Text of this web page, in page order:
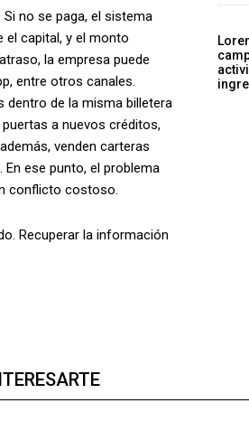
no se paga, el sistema
capital, y el monto
la empresa puede
entre otros canales.
dentro de la misma billetera
a nuevos créditos,
venden carteras
ese punto, el problema
conflicto costoso.
Recuperar la información